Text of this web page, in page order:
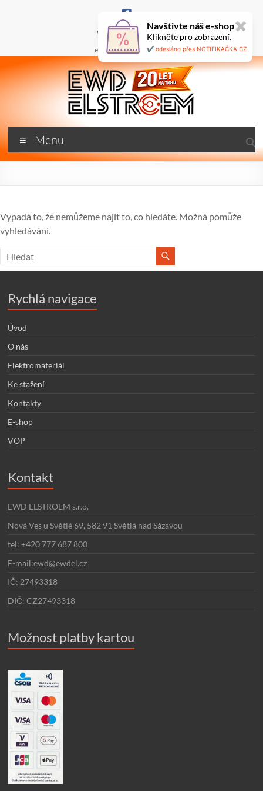
+420 777 687 800
ewd@ewdel.cz
🇬🇧
ewdel.cz
…
Menu
Vypadá to, že nemůžeme najít to, co hledáte. Možná pomůže
vyhledávání.
Rychlá navigace
Úvod
O nás
Elektromateriál
Ke stažení
Kontakty
E-shop
VOP
Kontakt
EWD ELSTROEM s.r.o.
Nová Ves u Světlé 69, 582 91 Světlá nad Sázavou
tel: +420 777 687 800
E-mail:ewd@ewdel.cz
IČ: 27493318
DIČ: CZ27493318
Možnost platby kartou
Navštivte náš e-shop✖
Klikněte pro zobrazení.
✔️ odesláno přes NOTIFIKAČKA.CZ